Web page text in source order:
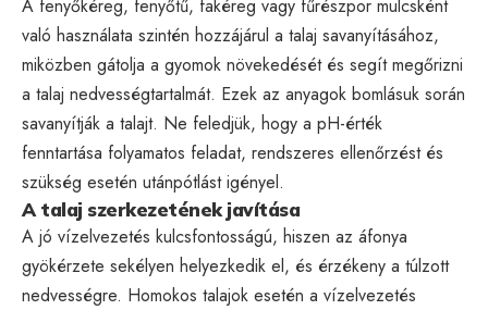
A fenyőkéreg, fenyőtű, fakéreg vagy fűrészpor mulcsként
való használata szintén hozzájárul a talaj savanyításához,
miközben gátolja a gyomok növekedését és segít megőrizni
a talaj nedvességtartalmát. Ezek az anyagok bomlásuk során
savanyítják a talajt. Ne feledjük, hogy a pH-érték
fenntartása folyamatos feladat, rendszeres ellenőrzést és
szükség esetén utánpótlást igényel.
A talaj szerkezetének javítása
A jó vízelvezetés kulcsfontosságú, hiszen az áfonya
gyökérzete sekélyen helyezkedik el, és érzékeny a túlzott
nedvességre. Homokos talajok esetén a vízelvezetés